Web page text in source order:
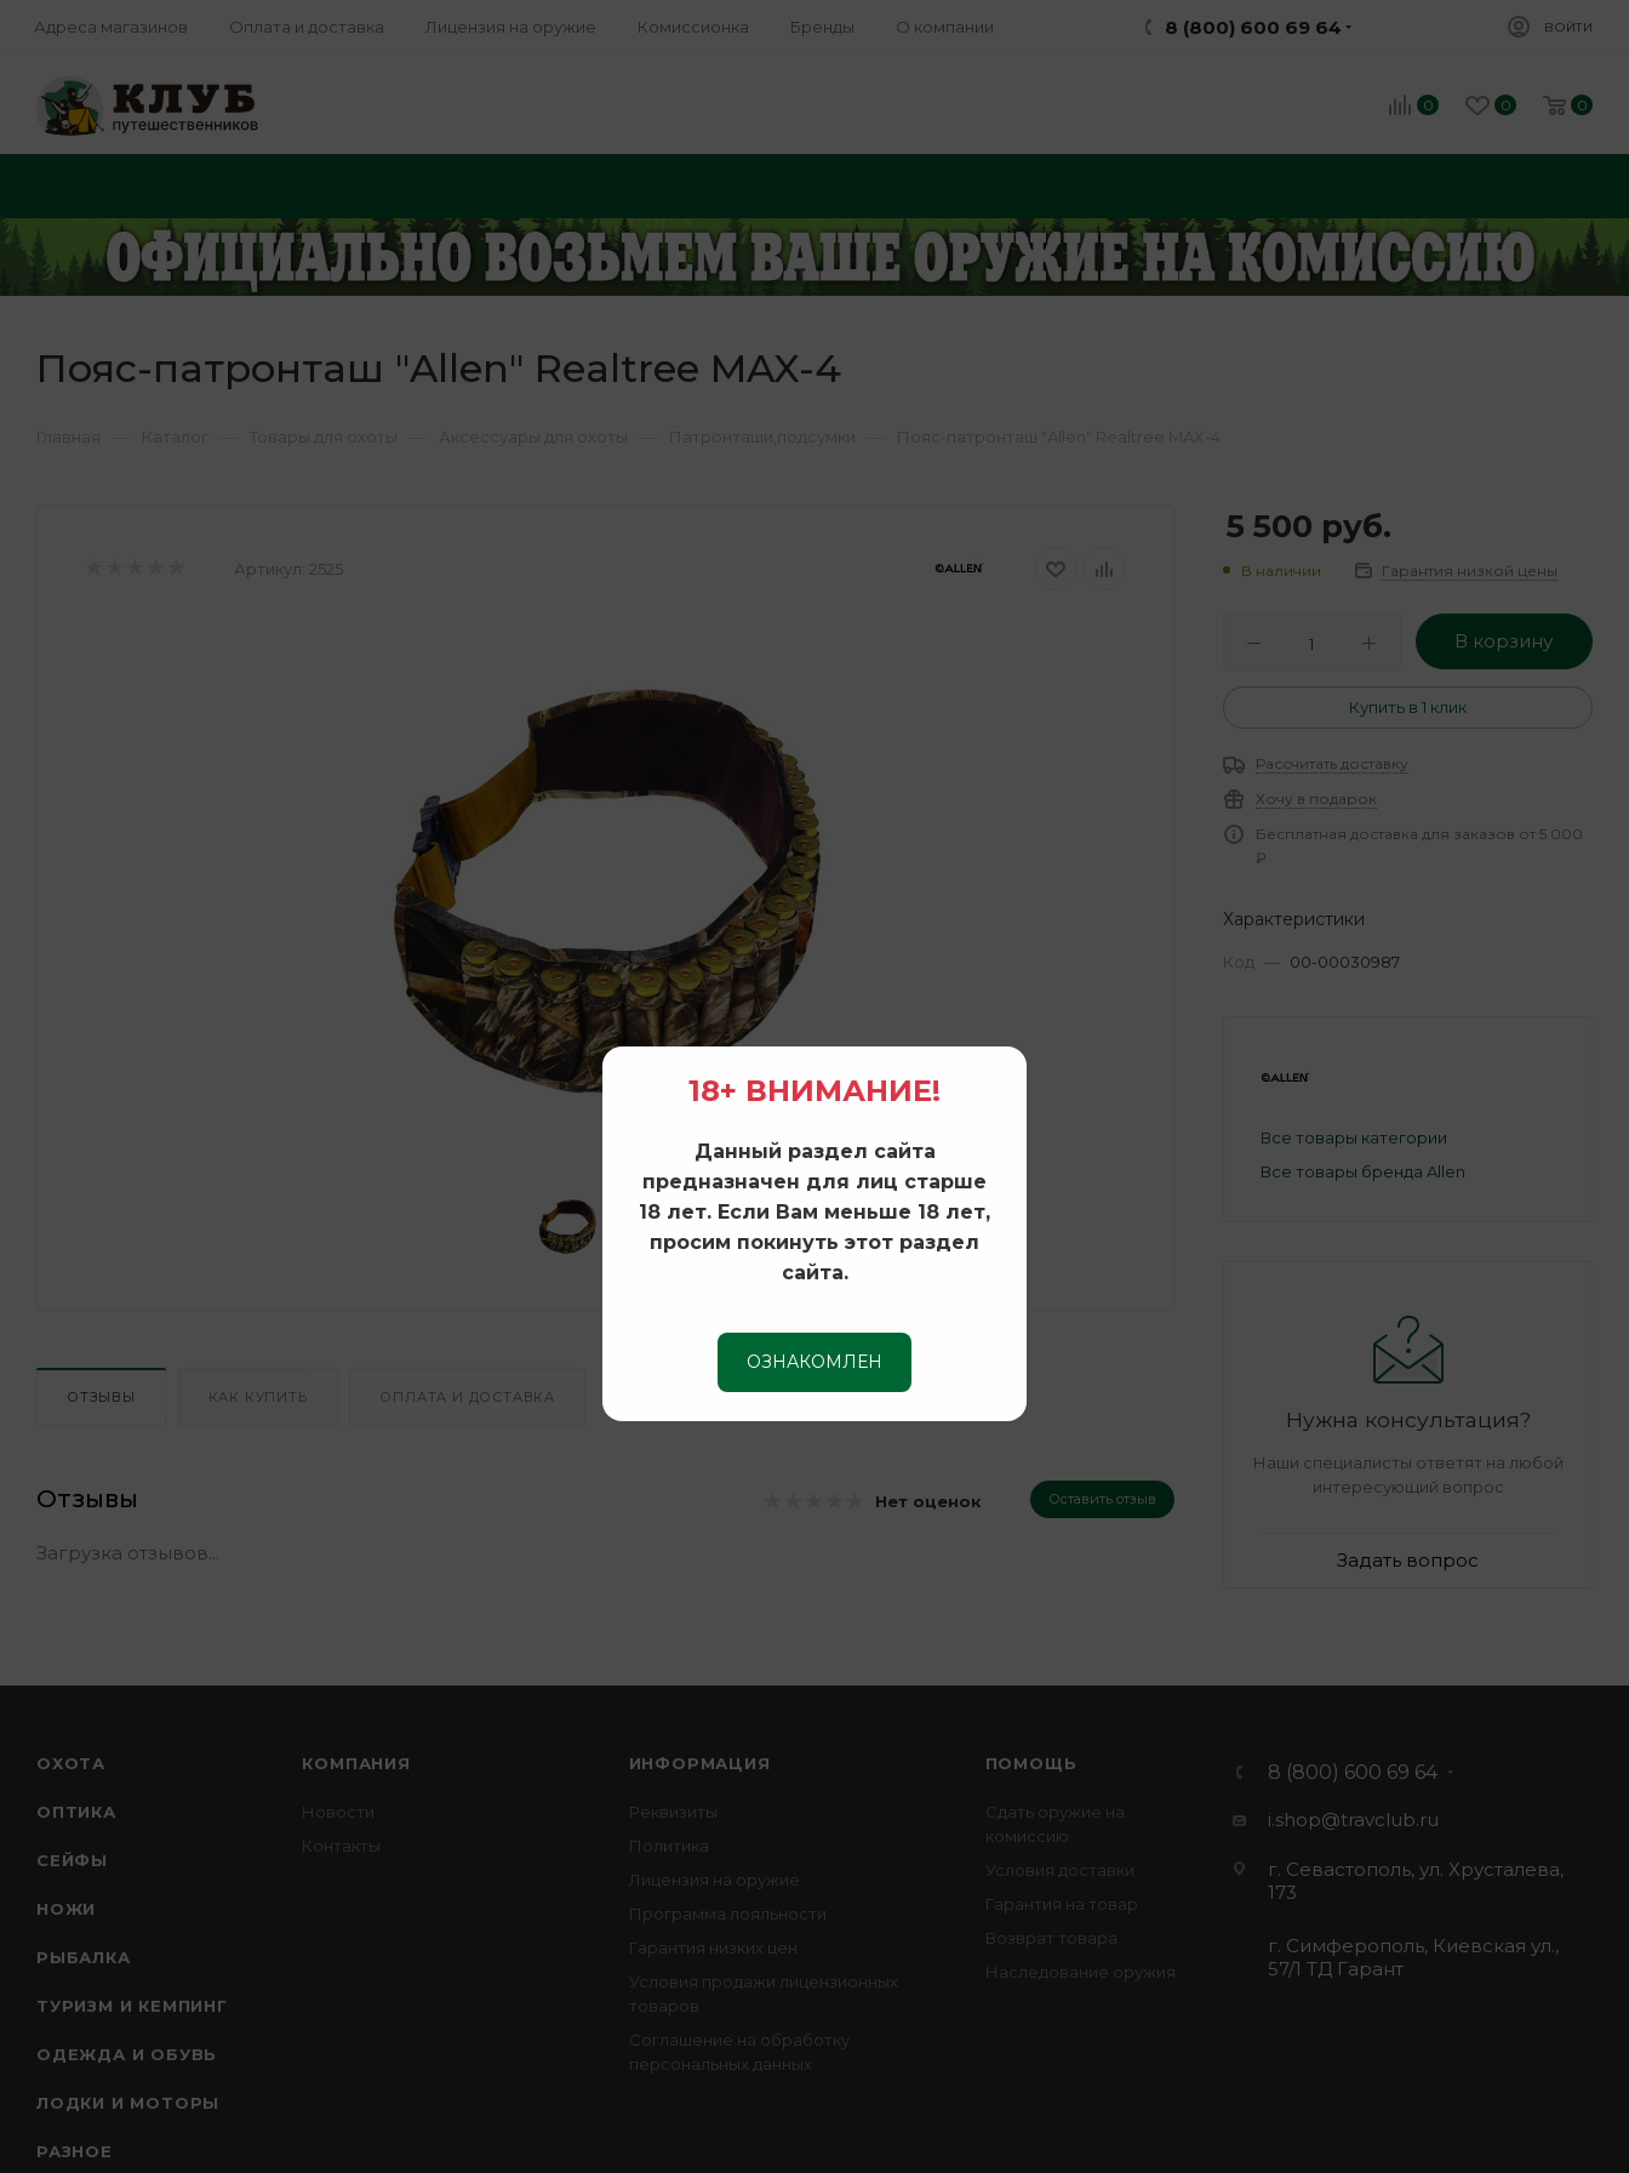
Адреса магазинов Оплата и доставка Лицензия на оружие Комиссионка Бренды О компании 8 (800) 600 69 64 ВОЙТИ
0 0 0
Пояс-патронташ "Allen" Realtree MAX-4
Артикул: 2525
ОТЗЫВЫ КАК КУПИТЬ ОПЛАТА И ДОСТАВКА
Отзывы Нет оценок Оставить отзыв
Загрузка отзывов...
5 500 руб.
В наличии Гарантия низкой цены
В корзину
Купить в 1 клик
Рассчитать доставку
Хочу в подарок
Бесплатная доставка для заказов от 5 000
₽
Характеристики
Код — 00-00030987
Все товары категории
Все товары бренда Allen
Нужна консультация?
Наши специалисты ответят на любой
интересующий вопрос
Задать вопрос
ОХОТА
ОПТИКА
СЕЙФЫ
НОЖИ
РЫБАЛКА
ТУРИЗМ И КЕМПИНГ
ОДЕЖДА И ОБУВЬ
ЛОДКИ И МОТОРЫ
РАЗНОЕ
КОМПАНИЯ
Новости
Контакты
ИНФОРМАЦИЯ
Реквизиты
Политика
Лицензия на оружие
Программа лояльности
Гарантия низких цен
Условия продажи лицензионных
товаров
Соглашение на обработку
персональных данных
ПОМОЩЬ
Сдать оружие на
комиссию
Условия доставки
Гарантия на товар
Возврат товара
Наследование оружия
8 (800) 600 69 64
i.shop@travclub.ru
г. Севастополь, ул. Хрусталева,
173
г. Симферополь, Киевская ул.,
57/1 ТД Гарант
18+ ВНИМАНИЕ!
Данный раздел сайта
предназначен для лиц старше
18 лет. Если Вам меньше 18 лет,
просим покинуть этот раздел
сайта.
ОЗНАКОМЛЕН